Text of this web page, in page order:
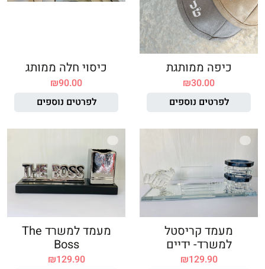
כיפה ממותגת
₪30.00
לפרטים נוספים
כיסוי חלה ממותג
₪90.00
לפרטים נוספים
מעמד קריסטל
למשרד- ידיים
₪129.90
מעמד למשרד The
Boss
₪129.90